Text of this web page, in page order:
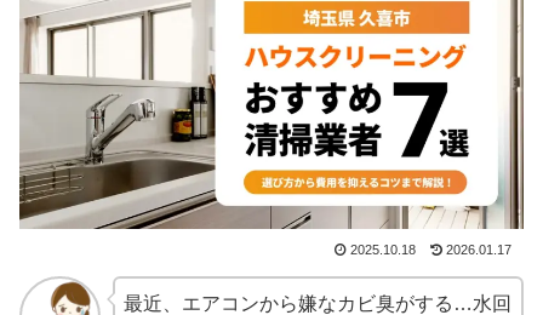
2025.10.18 2026.01.17
最近、エアコンから嫌なカビ臭がする…水回